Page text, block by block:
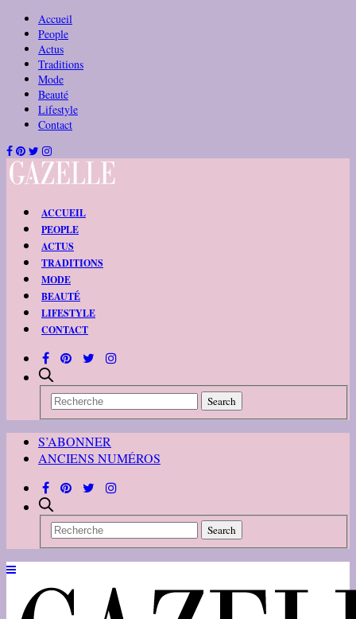
Accueil
People
Actus
Traditions
Mode
Beauté
Lifestyle
Contact
ACCUEIL
PEOPLE
ACTUS
TRADITIONS
MODE
BEAUTÉ
LIFESTYLE
CONTACT
S’ABONNER
ANCIENS NUMÉROS